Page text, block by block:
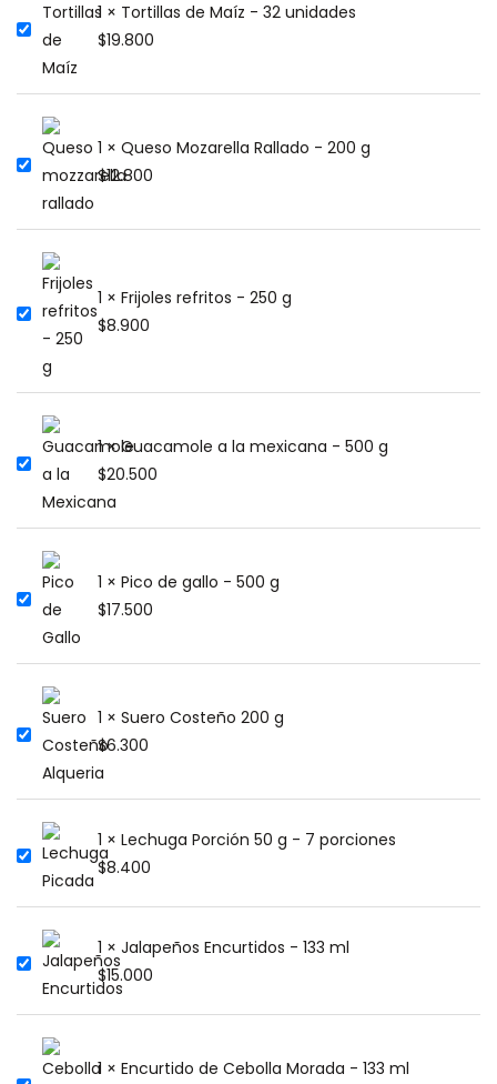
1 × Tortillas de Maíz - 32 unidades
$19.800
1 × Queso Mozarella Rallado - 200 g
$12.800
1 × Frijoles refritos - 250 g
$8.900
1 × Guacamole a la mexicana - 500 g
$20.500
1 × Pico de gallo - 500 g
$17.500
1 × Suero Costeño 200 g
$6.300
1 × Lechuga Porción 50 g - 7 porciones
$8.400
1 × Jalapeños Encurtidos - 133 ml
$15.000
1 × Encurtido de Cebolla Morada - 133 ml